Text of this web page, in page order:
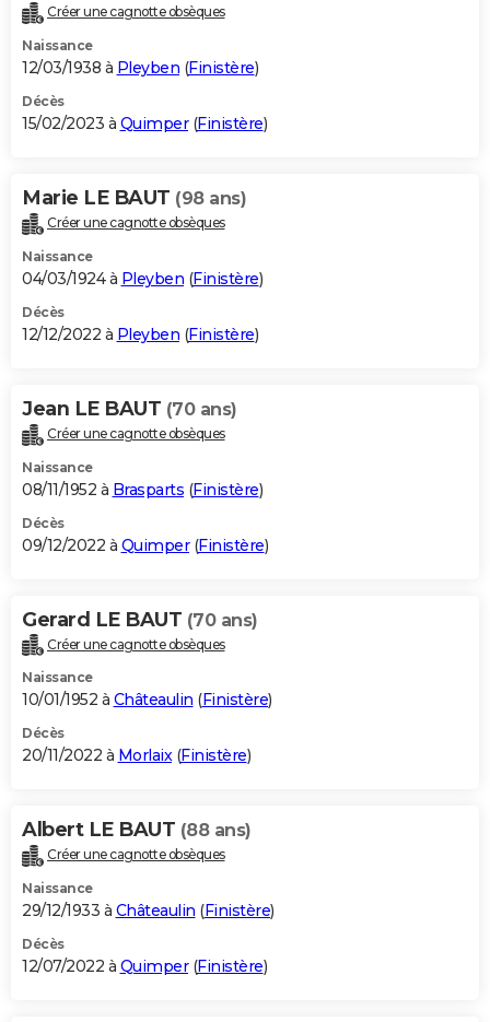
Créer une cagnotte obsèques
Naissance
12/03/1938 à Pleyben (Finistère)
Décès
15/02/2023 à Quimper(Finistère)
Marie LE BAUT (98 ans)
Créer une cagnotte obsèques
Naissance
04/03/1924 à Pleyben (Finistère)
Décès
12/12/2022 à Pleyben (Finistère)
Jean LE BAUT (70 ans)
Créer une cagnotte obsèques
Naissance
08/11/1952 à Brasparts (Finistère)
Décès
09/12/2022 à Quimper(Finistère)
Gerard LE BAUT (70 ans)
Créer une cagnotte obsèques
Naissance
10/01/1952 à Châteaulin (Finistère)
Décès
20/11/2022 à Morlaix(Finistère)
Albert LE BAUT (88 ans)
Créer une cagnotte obsèques
Naissance
29/12/1933 à Châteaulin (Finistère)
Décès
12/07/2022 à Quimper(Finistère)